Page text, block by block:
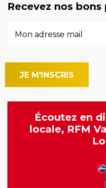
Recevez nos
Écoutez en
locale, RFM